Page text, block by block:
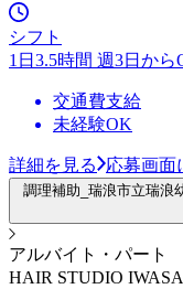
シフト
1日3.5時間 週3日から
交通費支給
未経験OK
詳細を見る 応募画面
調理補助_瑞浪市立瑞浪
アルバイト・パート
HAIR STUDIO